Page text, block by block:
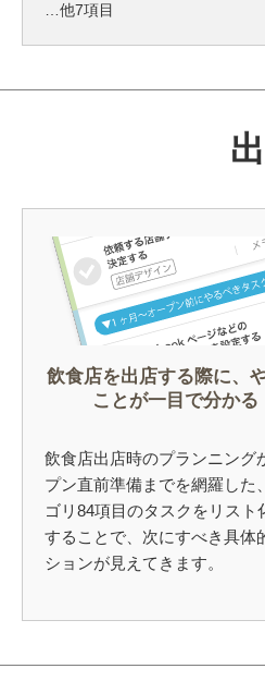
…他7項目
飲食店を出店する際に、
ことが一目で分かる
飲食店出店時のプランニング
プン直前準備までを網羅した
ゴリ84項目のタスクをリスト
することで、次にすべき具体
ションが見えてきます。